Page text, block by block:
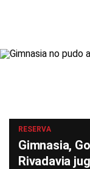
RESERVA
Gimnasia,
Rivadavia